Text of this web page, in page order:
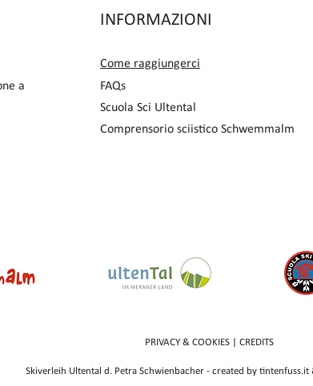
a
INFORMAZIONI
Come raggiungerci
FAQs
Scuola Sci Ultental
Comprensorio sciistico Schwemmalm
PRIVACY & COOKIES CREDITS
Skiverleih Ultental d. Petra Schwienbacher - created by tintenfuss.it